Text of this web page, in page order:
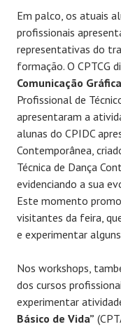
Em palco, os atuais
profissionais
representativas do
formação. O CPTCG
Comunicação
Profissional de
apresentaram a
alunas do CPIDC
Contemporânea,
Técnica de Dança
evidenciando a sua
Este momento
visitantes da feira,
e experimentar
Nos workshops,
dos cursos
experimentar
Básico de Vida”